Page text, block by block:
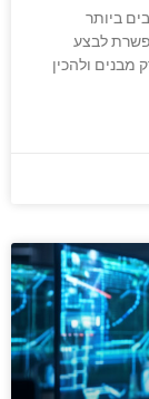
ביותר
לבצע
מבנים ולהכין